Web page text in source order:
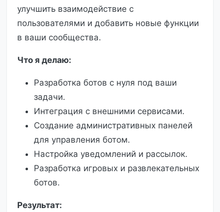
улучшить взаимодействие с
пользователями и добавить новые функции
в ваши сообщества.
Что я делаю:
Разработка ботов с нуля под ваши
задачи.
Интеграция с внешними сервисами.
Создание административных панелей
для управления ботом.
Настройка уведомлений и рассылок.
Разработка игровых и развлекательных
ботов.
Результат: